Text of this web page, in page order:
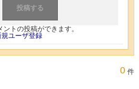
トの投稿ができます。
規ユーザ登録
0 件